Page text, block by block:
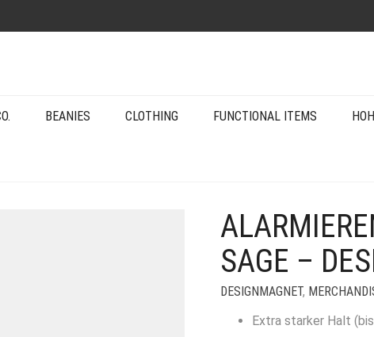
BEANIES CLOTHING FUNCTIONAL ITEMS
SAGE –
DESIGNMAGNET,
Extra starker Halt